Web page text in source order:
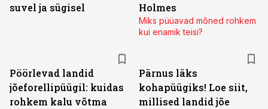
suvel ja sügisel
Holmes
Miks püüavad mõned rohkem
kui enamik teisi?
Pöörlevad landid
jõeforellipüügil: kuidas
rohkem kalu võtma
Pärnus läks
kohapüügiks! Loe siit,
millised landid jõe